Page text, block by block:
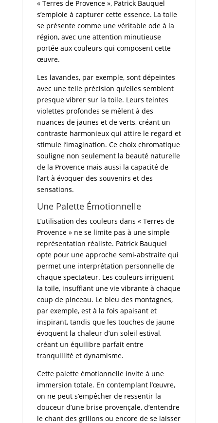
« Terres de Provence », Patrick Bauquel
s’emploie à capturer cette essence. La toile
se présente comme une véritable ode à la
région, avec une attention minutieuse
portée aux couleurs qui composent cette
œuvre.
Les lavandes, par exemple, sont dépeintes
avec une telle précision qu’elles semblent
presque vibrer sur la toile. Leurs teintes
violettes profondes se mêlent à des
nuances de jaunes et de verts, créant un
contraste harmonieux qui attire le regard et
stimule l’imagination. Ce choix chromatique
souligne non seulement la beauté naturelle
de la Provence mais aussi la capacité de
l’art à évoquer des souvenirs et des
sensations.
Une Palette Émotionnelle
L’utilisation des couleurs dans « Terres de
Provence » ne se limite pas à une simple
représentation réaliste. Patrick Bauquel
opte pour une approche semi-abstraite qui
permet une interprétation personnelle de
chaque spectateur. Les couleurs irriguent
la toile, insufflant une vie vibrante à chaque
coup de pinceau. Le bleu des montagnes,
par exemple, est à la fois apaisant et
inspirant, tandis que les touches de jaune
évoquent la chaleur d’un soleil estival,
créant un équilibre parfait entre
tranquillité et dynamisme.
Cette palette émotionnelle invite à une
immersion totale. En contemplant l’œuvre,
on ne peut s’empêcher de ressentir la
douceur d’une brise provençale, d’entendre
le chant des grillons ou encore de se laisser